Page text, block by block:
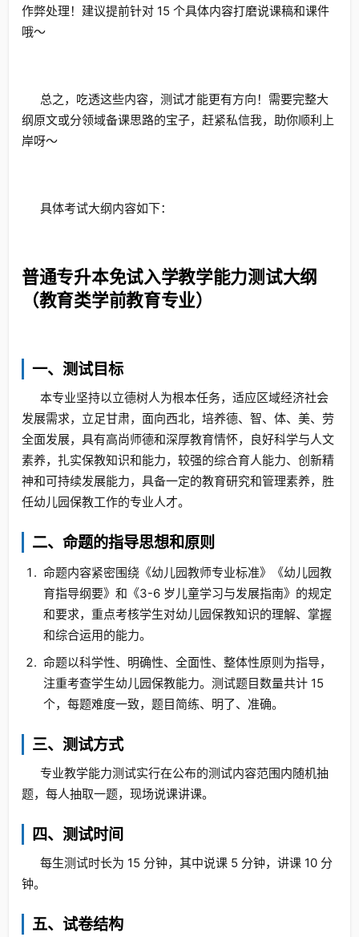
作弊处理！建议提前针对 15 个具体内容打磨说课稿和课件
哦～
总之，吃透这些内容，测试才能更有方向！需要完整大
纲原文或分领域备课思路的宝子，赶紧私信我，助你顺利上
岸呀～
具体考试大纲内容如下：
普通专升本免试入学教学能力测试大纲
（教育类学前教育专业）
一、测试目标
本专业坚持以立德树人为根本任务，适应区域经济社会
发展需求，立足甘肃，面向西北，培养德、智、体、美、劳
全面发展，具有高尚师德和深厚教育情怀，良好科学与人文
素养，扎实保教知识和能力，较强的综合育人能力、创新精
神和可持续发展能力，具备一定的教育研究和管理素养，胜
任幼儿园保教工作的专业人才。
二、命题的指导思想和原则
命题内容紧密围绕《幼儿园教师专业标准》《幼儿园教
育指导纲要》和《3-6 岁儿童学习与发展指南》的规定
和要求，重点考核学生对幼儿园保教知识的理解、掌握
和综合运用的能力。
命题以科学性、明确性、全面性、整体性原则为指导，
注重考查学生幼儿园保教能力。测试题目数量共计 15
个，每题难度一致，题目简练、明了、准确。
三、测试方式
专业教学能力测试实行在公布的测试内容范围内随机抽
题，每人抽取一题，现场说课讲课。
四、测试时间
每生测试时长为 15 分钟，其中说课 5 分钟，讲课 10 分
钟。
五、试卷结构